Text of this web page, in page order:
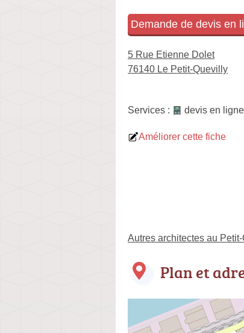
Demande de devis en
5 Rue Etienne Dolet
76140 Le Petit-Quevilly
Services : devis en ligne
Améliorer cette fiche
Autres architectes au
Plan et